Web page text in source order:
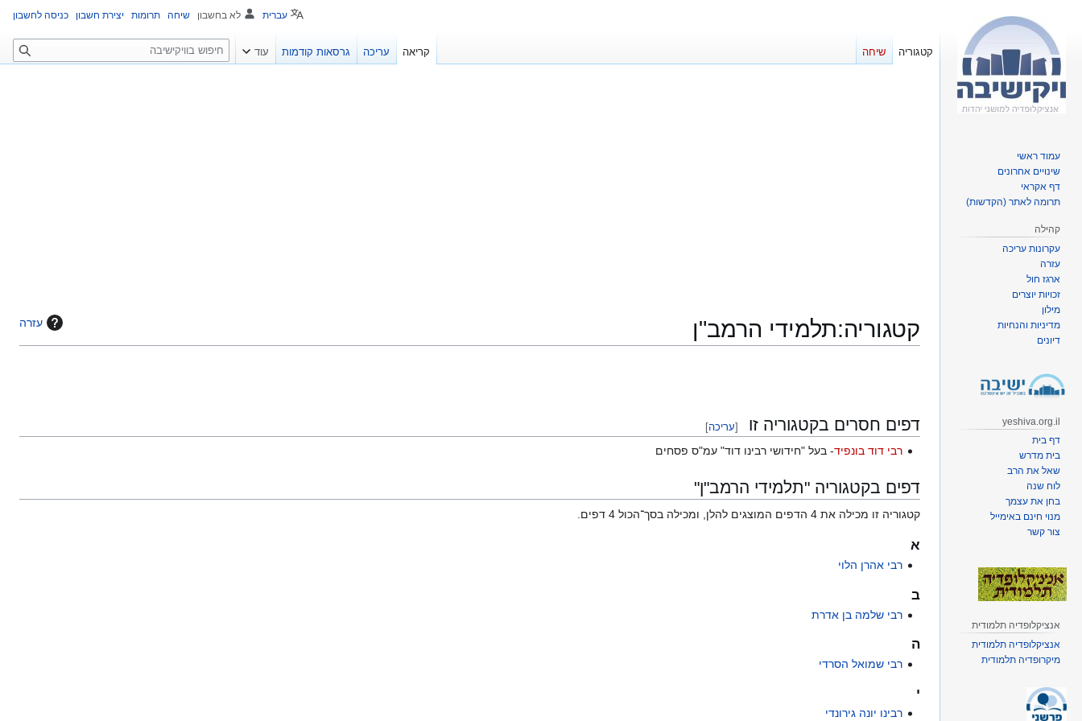
עזרה קטגוריה:תלמידי הרמב"ן
דפים חסרים בקטגוריה זו [עריכה]
רבי דוד בונפיד- בעל "חידושי רבינו דוד" עמ"ס פסחים
דפים בקטגוריה "תלמידי הרמב"ן"
קטגוריה זו מכילה את 4 הדפים המוצגים להלן, ומכילה בסך־הכול 4 דפים.
א
רבי אהרן הלוי
ב
רבי שלמה בן אדרת
ה
רבי שמואל הסרדי
י
רבינו יונה גירונדי
עברית לא בחשבון שיחה תרומות יצירת חשבון כניסה לחשבון
קטגוריה שיחה קריאה עריכה גרסאות קודמות עוד
ח
י
עמוד ראשי
שינויים אחרונים
דף אקראי
תרומה לאתר (הקדשות)
קהילה
עקרונות עריכה
עזרה
ארגז חול
זכויות יוצרים
מילון
מדיניות והנחיות
דיונים
yeshiva.org.il
דף בית
בית מדרש
שאל את הרב
לוח שנה
בחן את עצמך
מנוי חינם באימייל
צור קשר
אנציקלופדיה תלמודית
אנציקלופדיה תלמודית
מיקרופדיה תלמודית